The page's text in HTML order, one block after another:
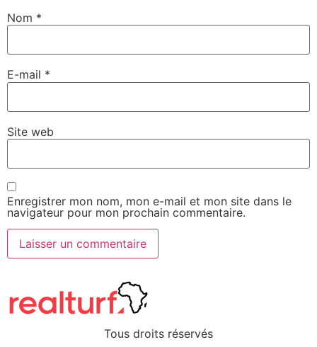
Nom *
E-mail *
Site web
Enregistrer mon nom, mon e-mail et mon site dans le
navigateur pour mon prochain commentaire.
Tous droits réservés